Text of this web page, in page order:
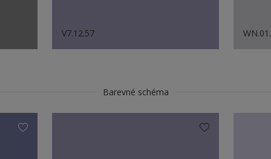
V7.12.57
Barevné schéma